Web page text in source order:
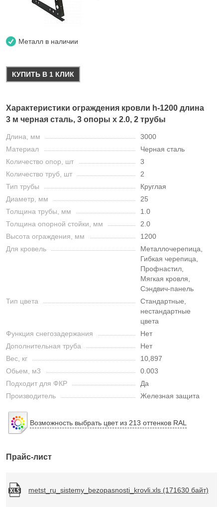
Металл в наличии
КУПИТЬ В 1 КЛИК
Характеристики ограждения кровли h-1200 длина
3 м черная сталь, 3 опоры х 2.0, 2 трубы
Длина, мм
3000
Материал
Черная сталь
Количество опор, шт
3
Количество труб, шт
2
Тип трубы
Круглая
Диаметр, мм
25
Толщина трубы, мм
1.0
Толщина опорной стойки, мм
2.0
Высота ограждения, мм
1200
Для кровель
Металлочерепица,
Гибкая черепица,
Профнастил,
Мягкая кровля,
Сэндвич-панель
Тип цвета
Стандартные,
нестандартные
цвета
Функция снегозадержания
Нет
Дополнительная труба
Нет
Вес, кг
10,897
Обьем, м3
0.003
Подходит для ФКР
Да
Производитель
Железная защита
Возможность выбрать цвет из 213 оттенков RAL
Прайс-лист
metst_ru_sistemy_bezopasnosti_krovli.xls (171630 байт)